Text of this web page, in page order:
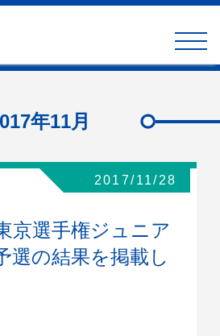
toggle
年11月
京選手権ジュニア
選の結果を掲載し
2017/11/28